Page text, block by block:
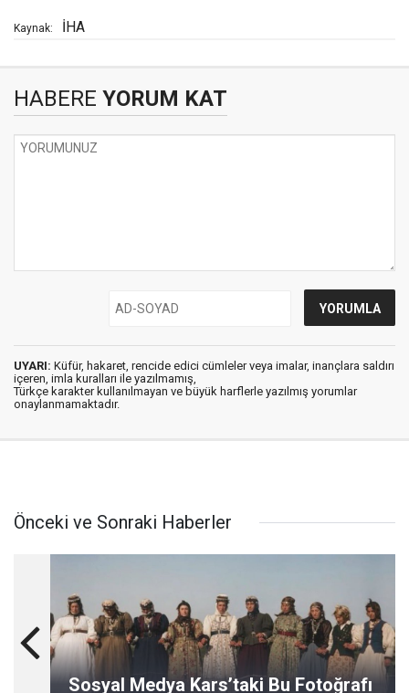
Kaynak: İHA
HABERE YORUM KAT
UYARI: Küfür, hakaret, rencide edici cümleler veya imalar, inançlara saldırı
içeren, imla kuralları ile yazılmamış,
Türkçe karakter kullanılmayan ve büyük harflerle yazılmış yorumlar
onaylanmamaktadır.
Önceki ve Sonraki Haberler
Sosyal Medya Kars’taki Bu Fotoğrafı